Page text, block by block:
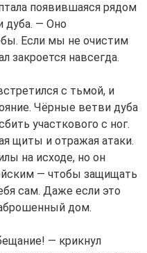
появившаяся рядом
дуба. — Оно
Если мы не очистим
закроется навсегда.
с тьмой, и
Чёрные ветви дуба
участкового с ног.
щиты и отражая атаки.
на исходе, но он
— чтобы защищать
сам. Даже если это
дом.
— крикнул